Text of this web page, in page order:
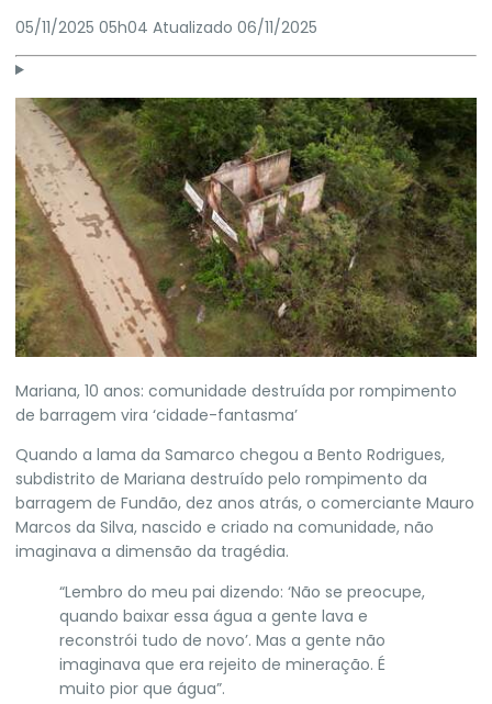
05/11/2025 05h04 Atualizado 06/11/2025
Mariana, 10 anos: comunidade destruída por rompimento
de barragem vira ‘cidade-fantasma’
Quando a lama da Samarco chegou a Bento Rodrigues,
subdistrito de Mariana destruído pelo rompimento da
barragem de Fundão, dez anos atrás, o comerciante Mauro
Marcos da Silva, nascido e criado na comunidade, não
imaginava a dimensão da tragédia.
“Lembro do meu pai dizendo: ‘Não se preocupe,
quando baixar essa água a gente lava e
reconstrói tudo de novo’. Mas a gente não
imaginava que era rejeito de mineração. É
muito pior que água”.